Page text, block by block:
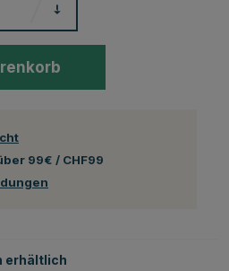
99€ / CHF99
erhältlich